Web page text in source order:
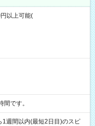
以上可能(
8時間です。
週間以内(最短2日目)のスピ